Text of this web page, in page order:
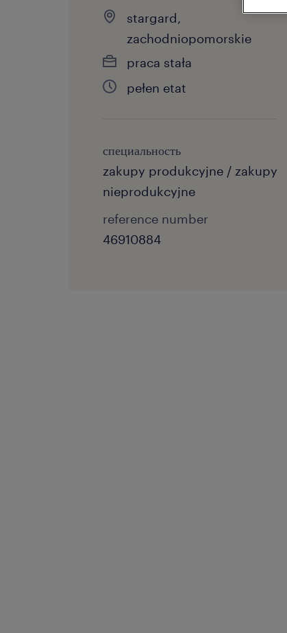
stargard,
zachodniopomorskie
praca stała
pełen etat
специальность
zakupy produkcyjne / zakupy
nieprodukcyjne
reference number
46910884